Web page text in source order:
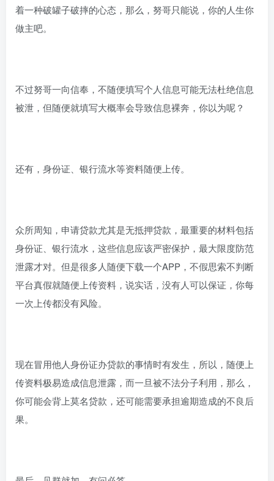
着一种破罐子破摔的心态，那么，努哥只能说，你的人生你
做主吧。
不过努哥一向信奉，不随便填写个人信息可能无法杜绝信息
被泄，但随便就填写大概率会导致信息裸奔，你以为呢？
还有，身份证、银行流水等资料随便上传。
众所周知，申请贷款尤其是无抵押贷款，最重要的材料包括
身份证、银行流水，这些信息应该严密保护，最大限度防范
泄露才对。但是很多人随便下载一个APP，不假思索不判断
平台真假就随便上传资料，说实话，没有人可以保证，你每
一次上传都没有风险。
现在冒用他人身份证办贷款的事情时有发生，所以，随便上
传资料极易造成信息泄露，而一旦被不法分子利用，那么，
你可能会背上莫名贷款，还可能需要承担逾期造成的不良后
果。